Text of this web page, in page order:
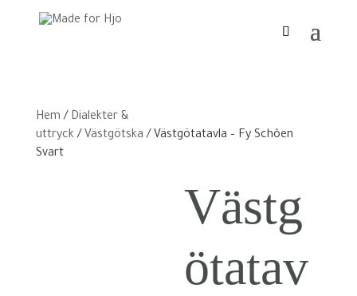
Hem / Dialekter &
uttryck/ Västgötska / Västgötatavla – Fy Schôen
Svart
Västg
ötatav